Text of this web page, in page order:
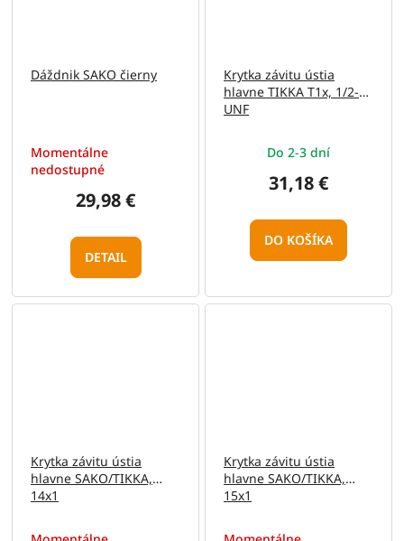
Dáždnik SAKO čierny
Momentálne
nedostupné
29,98 €
DETAIL
Krytka závitu ústia
hlavne TIKKA T1x, 1/2-20
UNF
Do 2-3 dní
31,18 €
DO KOŠÍKA
Krytka závitu ústia
hlavne SAKO/TIKKA,
14x1
Krytka závitu ústia
hlavne SAKO/TIKKA,
15x1